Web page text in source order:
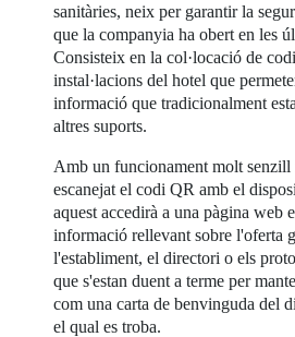
sanitàries, neix per garantir la
que la companyia ha obert en les
Consisteix en la col·locació de
instal·lacions del hotel que
informació que tradicionalment
altres suports.
Amb un funcionament molt
escanejat el codi QR amb el
aquest accedirà a una pàgina web
informació rellevant sobre l'oferta
l'establiment, el directori o els
que s'estan duent a terme per
com una carta de benvinguda del
el qual es troba.